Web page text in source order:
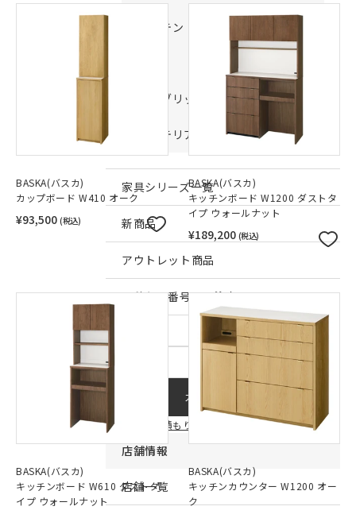
カーテン
ファブリック雑貨
インテリア雑貨・その他
家具シリーズ一覧
新商品
アウトレット商品
見積もり番号から注文する
カートに入れる
見積もり連携についてはこちら
店舗情報
店舗一覧
BASKA(バスカ)
カップボード W410 オーク
¥93,500 (税込)
BASKA(バスカ)
キッチンボード W1200 ダストタ
イプ ウォールナット
¥189,200 (税込)
BASKA(バスカ)
キッチンボード W610 ダストタ
イプ ウォールナット
BASKA(バスカ)
キッチンカウンター W1200 オー
ク